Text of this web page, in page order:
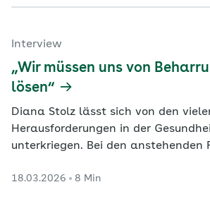
Zentrum steht das Thema
Interview
„Wir müssen uns von
lösen“
Diana Stolz lässt sich von den
Herausforderungen in der
unterkriegen. Bei den anstehenden
und die Zusammenarbeit aller
18.03.2026 8 Min